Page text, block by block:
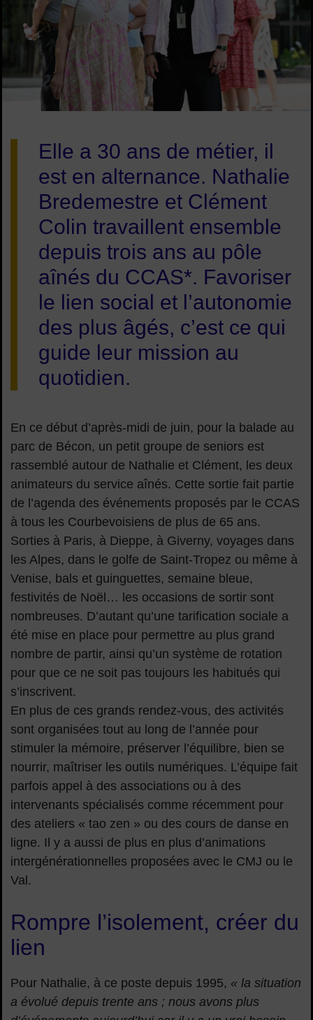
Elle a 30 ans de métier, il
est en alternance. Nathalie
Bredemestre et Clément
Colin travaillent ensemble
depuis trois ans au pôle
aînés du CCAS*. Favoriser
le lien social et l’autonomie
des plus âgés, c’est ce qui
guide leur mission au
quotidien.
En ce début d’après-midi de juin, pour la balade au
parc de Bécon, un petit groupe de seniors est
rassemblé autour de Nathalie et Clément, les deux
animateurs du service aînés. Cette sortie fait partie
de l’agenda des événements proposés par le CCAS
à tous les Courbevoisiens de plus de 65 ans.
Sorties à Paris, à Dieppe, à Giverny, voyages dans
les Alpes, dans le golfe de Saint-Tropez ou même à
Venise, bals et guinguettes, semaine bleue,
festivités de Noël… les occasions de sortir sont
nombreuses. D’autant qu’une tarification sociale a
été mise en place pour permettre au plus grand
nombre de partir, ainsi qu’un système de rotation
pour que ce ne soit pas toujours les habitués qui
s’inscrivent.
En plus de ces grands rendez-vous, des activités
sont organisées tout au long de l’année pour
stimuler la mémoire, préserver l’équilibre, bien se
nourrir, maîtriser les outils numériques. L’équipe fait
parfois appel à des associations ou à des
intervenants spécialisés comme récemment pour
des ateliers « tao zen » ou des cours de danse en
ligne. Il y a aussi de plus en plus d’animations
intergénérationnelles proposées avec le CMJ ou le
Val.
Rompre l’isolement, créer du
lien
Pour Nathalie, à ce poste depuis 1995, « la situation
a évolué depuis trente ans ; nous avons plus